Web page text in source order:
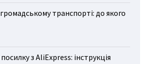
транспорті: до якого
з AliExpress: інструкція